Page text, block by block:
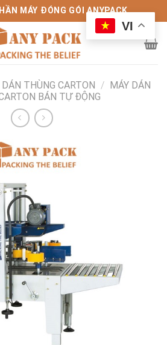
MÁY ĐÓNG GÓI ANYPACK
DÁN THÙNG CARTON / MÁY DÁN
BÁN TỰ ĐỘNG
VI